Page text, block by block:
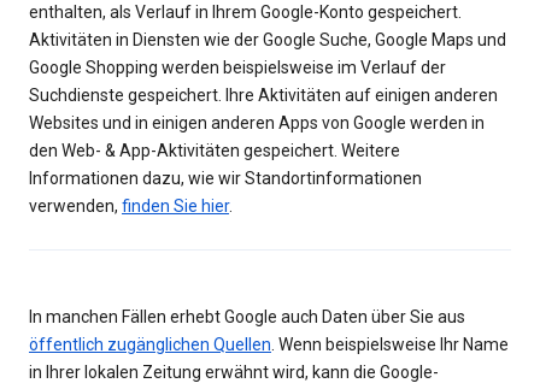
enthalten, als Verlauf in Ihrem Google-Konto gespeichert.
Aktivitäten in Diensten wie der Google Suche, Google Maps und
Google Shopping werden beispielsweise im Verlauf der
Suchdienste gespeichert. Ihre Aktivitäten auf einigen anderen
Websites und in einigen anderen Apps von Google werden in
den Web- & App-Aktivitäten gespeichert. Weitere
Informationen dazu, wie wir Standortinformationen
verwenden, finden Sie hier.
In manchen Fällen erhebt Google auch Daten über Sie aus
öffentlich zugänglichen Quellen . Wenn beispielsweise Ihr Name
in Ihrer lokalen Zeitung erwähnt wird, kann die Google-